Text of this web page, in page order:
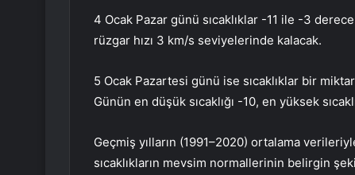
4 Ocak Pazar günü sıcaklıklar -11 ile -3
rüzgar hızı 3 km/s seviyelerinde kalacak.
5 Ocak Pazartesi günü ise sıcaklıklar bir
Günün en düşük sıcaklığı -10, en yüksek
Geçmiş yılların (1991–2020) ortalama
sıcaklıkların mevsim normallerinin belirgin